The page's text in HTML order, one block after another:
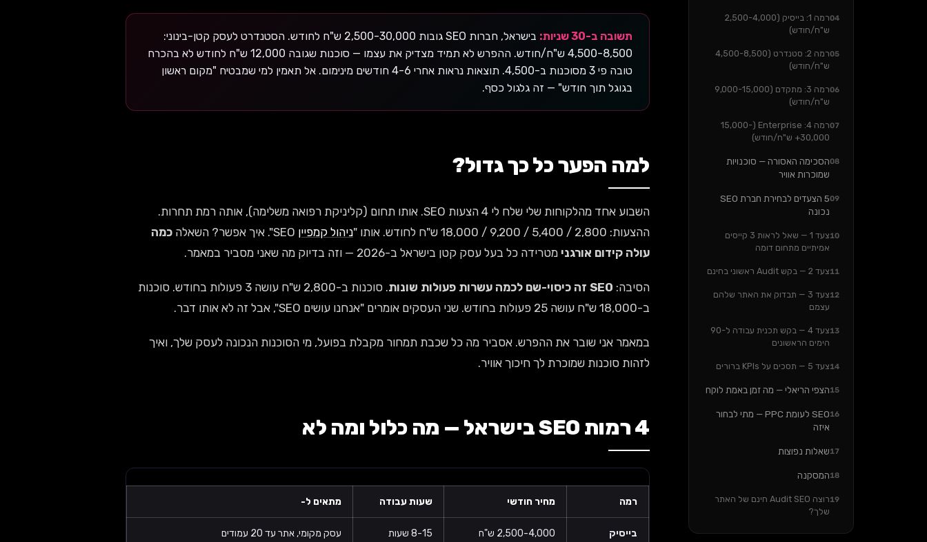
04
רמה 1: בייסיק (2,500-4,000
ש"ח/חודש)
05
רמה 2: סטנדרט (4,500-8,500
ש"ח/חודש)
06
רמה 3: מתקדם (9,000-15,000
ש"ח/חודש)
07
רמה 4: Enterprise (15,000-
30,000+ ש"ח/חודש)
08הסכימה האסורה — סוכנויות
שמוכרות אוויר
09
5 הצעדים לבחירת חברת SEO
נכונה
10
צעד 1 — שאל לראות 3 קייסים
אמיתיים מתחום דומה
11צעד 2 — בקש Audit ראשוני בחינם
12
צעד 3 — תבדוק את האתר שלהם
עצמם
13
צעד 4 — בקש תכנית עבודה ל-90
הימים הראשונים
14צעד 5 — תסכים על KPIs ברורים
15הצפי הריאלי — מה זמן באמת לוקח
16
SEO לעומת PPC — מתי לבחור
איזה
17שאלות נפוצות
18המסקנה
19
רוצה Audit SEO חינם של האתר
שלך?
תשובה ב-30 שניות:
בישראל, חברות SEO גובות 2,500-30,000 ש"ח לחודש. הסטנדרט לעסק קטן-בינוני:
4,500-8,500 ש"ח/חודש. ההפרש לא תמיד מצדיק את עצמו — סוכנות שגובה 12,000 ש"ח לחודש לא בהכרח
טובה פי 3 מסוכנות ב-4,500. תוצאות נראות אחרי 4-6 חודשים מינימום. אל תאמין למי שמבטיח "מקום ראשון
בגוגל תוך חודש" — זה גלגול כסף.
למה הפער כל כך גדול?
השבוע אחד מהלקוחות שלי שלח לי 4 הצעות SEO. אותו תחום (קליניקת רפואה משלימה), אותה רמת תחרות.
ההצעות: 2,800 / 5,400 / 9,200 / 18,000 ש"ח לחודש. אותו "
ניהול קמפיין
כמה
עולה קידום אורגני מטרידה כל בעל עסק קטן בישראל ב-2026 — וזה בדיוק מה שאני מסביר במאמר.
הסיבה: SEO זה כיסוי-שם לכמה עשרות פעולות שונות
. סוכנות ב-2,800 ש"ח עושה 3 פעולות בחודש. סוכנות
ב-18,000 ש"ח עושה 25 פעולות בחודש. שני העסקים אומרים "אנחנו עושים SEO", אבל זה לא אותו דבר.
במאמר אני שובר את ההפרש. אסביר מה כל שכבת תמחור מקבלת בפועל, מי הסוכנות הנכונה לעסק שלך, ואיך
לזהות סוכנות שמוכרת לך חיכוך אוויר.
4 רמות SEO בישראל — מה כלול ומה לא
רמה מחיר חודשי שעות עבודה מתאים ל-
בייסיק 2,500-4,000 ש"ח 8-15 שעות עסק מקומי, אתר עד 20 עמודים